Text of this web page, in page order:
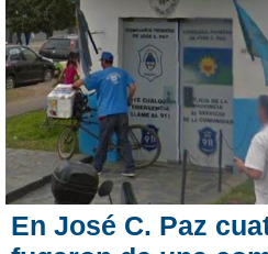
En José C. Paz